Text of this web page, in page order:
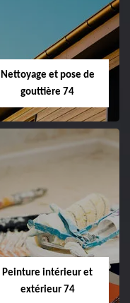
Nettoyage et pose de
gouttière 74
Peinture intérieur et
extérieur 74